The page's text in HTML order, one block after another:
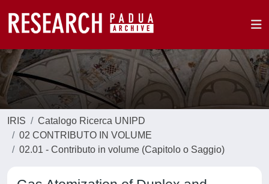
IRIS
Catalogo Ricerca UNIPD
02 CONTRIBUTO IN VOLUME
02.01 - Contributo in volume (Capitolo o Saggio)